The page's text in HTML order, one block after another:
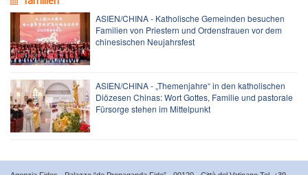
ASIEN/CHINA - Katholische Gemeinden besuchen
Familien von Priestern und Ordensfrauen vor dem
chinesischen Neujahrsfest
ASIEN/CHINA - „Themenjahre“ in den katholischen
Diözesen Chinas: Wort Gottes, Familie und pastorale
Fürsorge stehen im Mittelpunkt